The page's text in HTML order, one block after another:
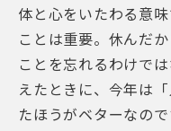
体と心をいたわる意
ことは重要。休んだ
ことを忘れるわけで
えたときに、今年は
たほうがベターなの